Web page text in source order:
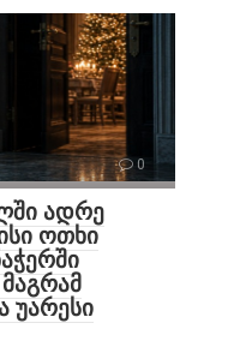
0
ადრე
ოთხი
უარესი